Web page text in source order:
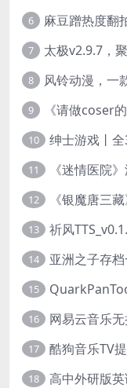
6
7 太极v2.9.7，
8 风铃动漫，一
9
10
11
12
13
14 亚洲之子存
15
16 网易云音乐
17 酷狗音乐TV
18 高中外研版